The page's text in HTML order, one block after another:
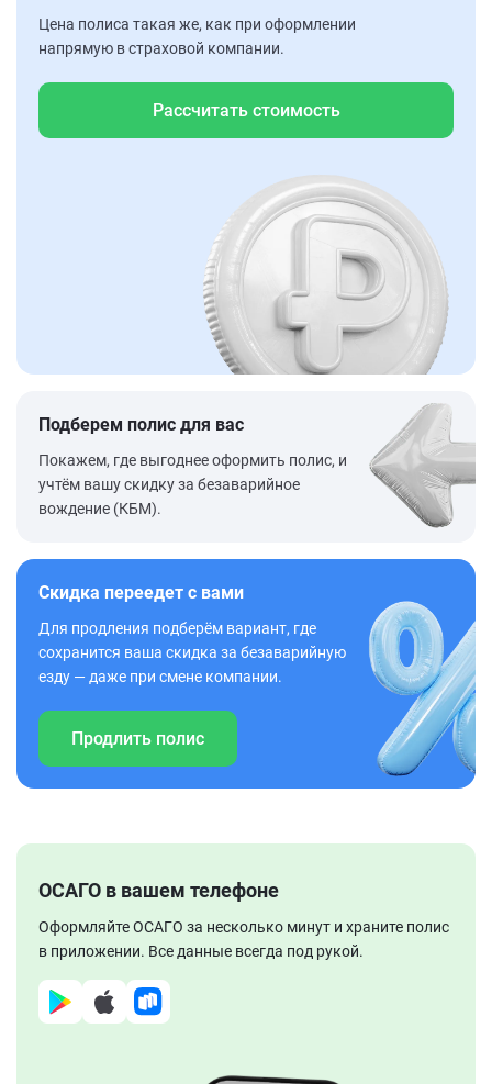
Цена полиса такая же, как при оформлении
напрямую в страховой компании.
Рассчитать стоимость
Подберем полис для вас
Покажем, где выгоднее оформить полис, и
учтём вашу скидку за безаварийное
вождение (КБМ).
Скидка переедет с вами
Для продления подберём вариант, где
сохранится ваша скидка за безаварийную
езду — даже при смене компании.
Продлить полис
ОСАГО в вашем телефоне
Оформляйте ОСАГО за несколько минут и храните полис
в приложении. Все данные всегда под рукой.